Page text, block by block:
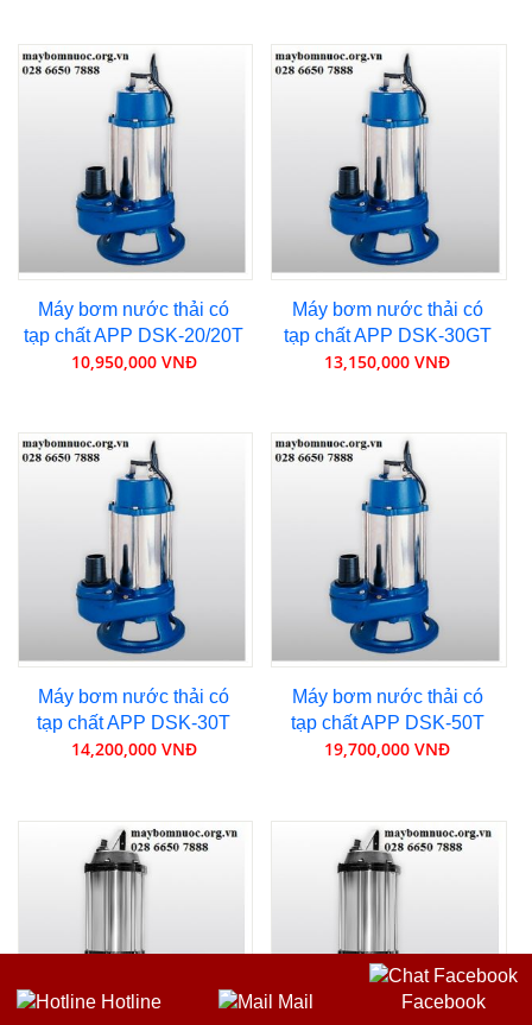
Hotline Mail Facebook
Máy bơm nước thải có
tạp chất APP DSK-20/20T
10,950,000 VNĐ
Máy bơm nước thải có
tạp chất APP DSK-30GT
13,150,000 VNĐ
Máy bơm nước thải có
tạp chất APP DSK-30T
14,200,000 VNĐ
Máy bơm nước thải có
tạp chất APP DSK-50T
19,700,000 VNĐ